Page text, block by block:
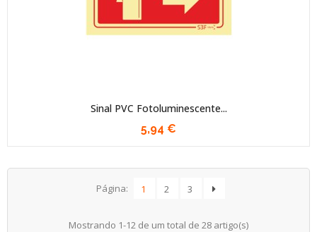
Sinal PVC Fotoluminescente...
5,94 €
Página: 1 2 3
Mostrando 1-12 de um total de 28 artigo(s)